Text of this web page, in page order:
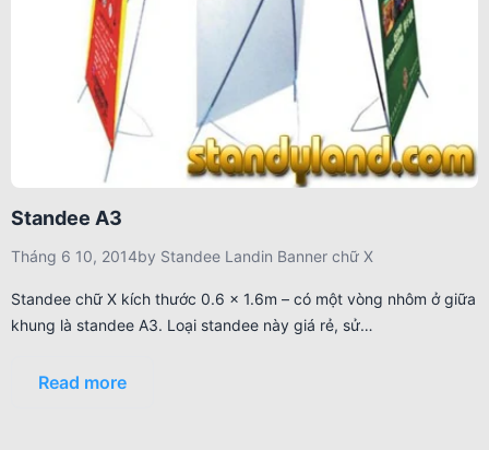
Standee A3
Tháng 6 10, 2014by Standee Landin Banner chữ X
Standee chữ X kích thước 0.6 x 1.6m – có một vòng nhôm ở giữa
khung là standee A3. Loại standee này giá rẻ, sử…
Read more